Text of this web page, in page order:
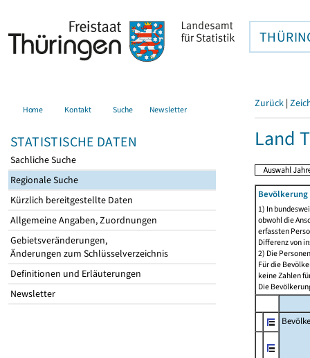
Home Kontakt Suche Newsletter
STATISTISCHE DATEN
Sachliche Suche
Regionale Suche
Kürzlich bereitgestellte Daten
Allgemeine Angaben, Zuordnungen
Gebietsveränderungen,
Änderungen zum Schlüsselverzeichnis
Definitionen und Erläuterungen
Newsletter
Zurück |
Land
1) In
obwohl die
erfassten
Differenz von
2) Die
Für die
keine Zahlen
Die